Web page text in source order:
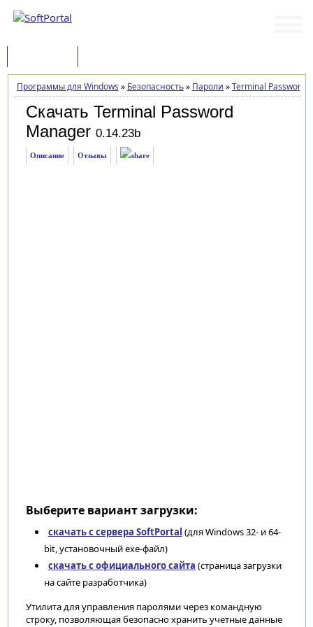
Программы для Windows » Безопасность» Пароли »Terminal Password
Скачать Terminal Password
Manager 0.14.23b
Описание Отзывы
Выберите вариант загрузки:
скачать с сервера SoftPortal (для Windows 32- и 64-
bit, установочный exe-файл)
скачать с официального сайта (страница загрузки
на сайте разработчика)
Утилита для управления паролями через командную
строку, позволяющая безопасно хранить учетные данные